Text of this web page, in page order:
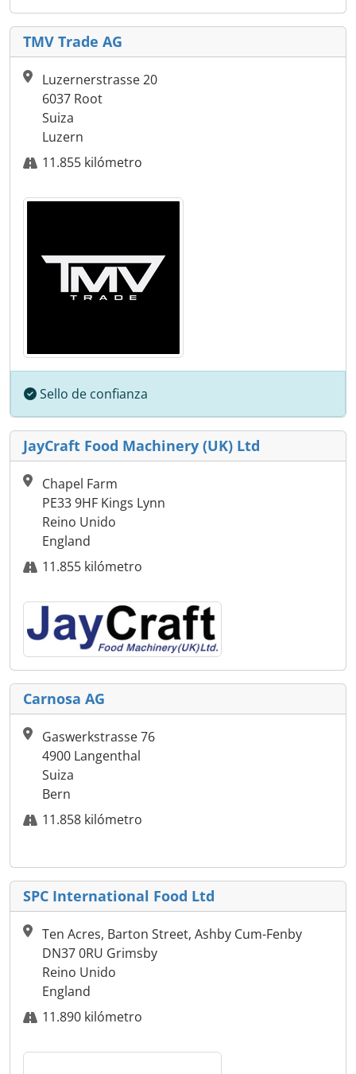
TMV Trade AG
Luzernerstrasse 20
6037 Root
Suiza
Luzern
11.855 kilómetro
Sello de confianza
JayCraft Food Machinery (UK) Ltd
Chapel Farm
PE33 9HF Kings Lynn
Reino Unido
England
11.855 kilómetro
Carnosa AG
Gaswerkstrasse 76
4900 Langenthal
Suiza
Bern
11.858 kilómetro
SPC International Food Ltd
Ten Acres, Barton Street, Ashby Cum-Fenby
DN37 0RU Grimsby
Reino Unido
England
11.890 kilómetro